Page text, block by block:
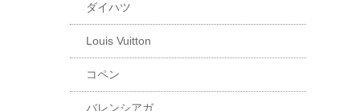
ダイハツ
Louis Vuitton
コペン
バレンシアガ